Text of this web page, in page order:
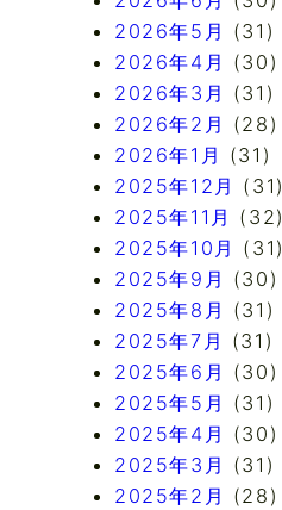
2026年5月 (31)
2026年4月 (30)
2026年3月 (31)
2026年2月 (28)
2026年1月 (31)
2025年12月 (31)
2025年11月 (32)
2025年10月 (31)
2025年9月 (30)
2025年8月 (31)
2025年7月 (31)
2025年6月 (30)
2025年5月 (31)
2025年4月 (30)
2025年3月 (31)
2025年2月 (28)